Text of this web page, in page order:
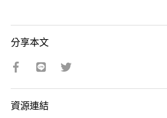
分享本文
資源連結